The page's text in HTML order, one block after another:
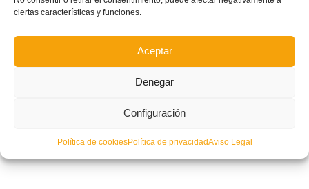
ciertas características y funciones.
Aceptar
Denegar
Configuración
Política de cookiesPolítica de privacidadAviso Legal